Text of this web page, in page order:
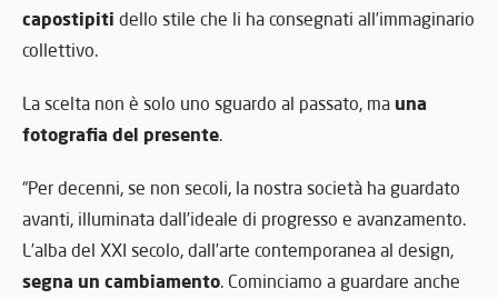
capostipiti dello stile che li ha consegnati all’immaginario
collettivo.
La scelta non è solo uno sguardo al passato, ma una
fotografia del presente.
“Per decenni, se non secoli, la nostra società ha guardato
avanti, illuminata dall’ideale di progresso e avanzamento.
L’alba del XXI secolo, dall’arte contemporanea al design,
segna un cambiamento. Cominciamo a guardare anche